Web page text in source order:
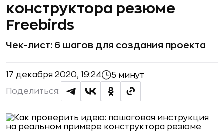
конструктора резюме
Freebirds
Чек-лист: 6 шагов для создания проекта
17 декабря 2020, 19:24 5 минут
Поделиться: